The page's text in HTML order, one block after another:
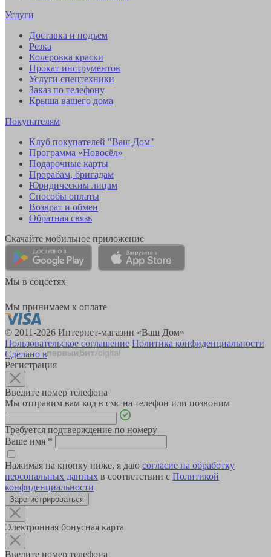
Услуги
Доставка и подъем
Резка
Колеровка краски
Прокат инструментов
Услуги спецтехники
Заказ по телефону
Крыша вашего дома
Покупателям
Клуб покупателей "Ваш Дом"
Программа «Новосёл»
Подарочные карты
Прорабам, бригадам
Юридическим лицам
Способы оплаты
Возврат и обмен
Обратная связь
Скачайте мобильное приложение
Мы в соцсетях
Мы принимаем к оплате
© 2011-2026 Интернет-магазин «Ваш Дом»
Пользовательское соглашение Политика конфиденциальности
Сделано в
Регистрация
Введите номер телефона
Мы отправим вам код в смс на телефон или позвоним
Требуется подтверждение по номеру
Ваше имя *
Нажимая на кнопку ниже, я даю согласие на обработку
персональных данных в соответствии с Политикой
конфиденциальности
Зарегистрироваться
Электронная бонусная карта
Введите номер телефона